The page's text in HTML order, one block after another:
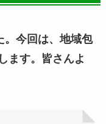
。今回は、地域包
ます。皆さんよ